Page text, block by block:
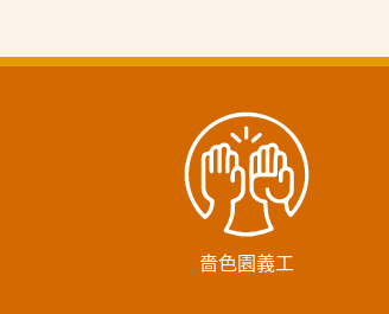
嗇色園義工